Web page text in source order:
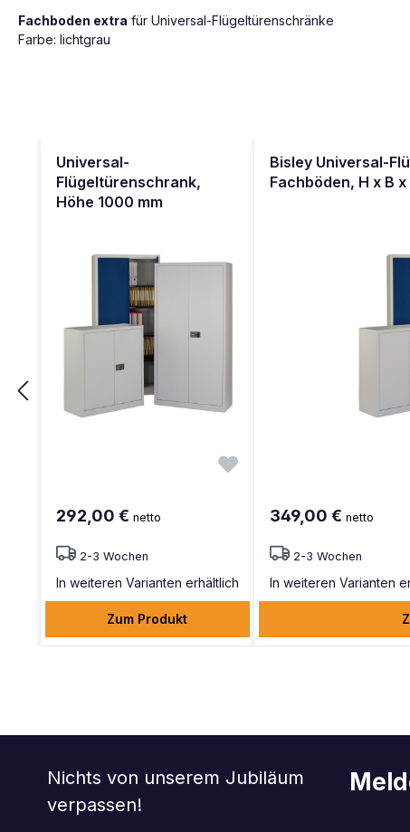
Fachboden extra für Universal-Flügeltürenschränke
Farbe: lichtgrau
Universal-
Flügeltürenschrank,
Höhe 1000 mm
292,00 € netto
2-3 Wochen
In weiteren Varianten erhältlich
Zum Produkt
Bisley Universal-
Fachböden, H x B
349,00 € netto
2-3 Wochen
In weiteren Varianten
Nichts von unserem Jubiläum
verpassen!